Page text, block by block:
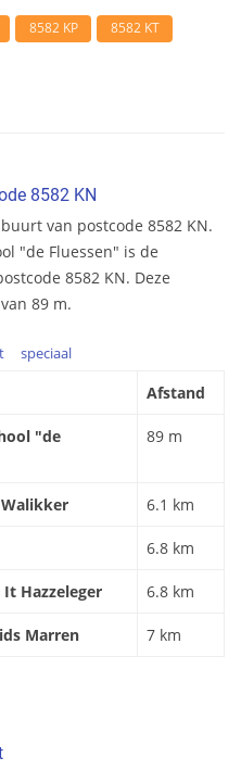
8582 KP
8582 KT
8582 KN
van postcode 8582 KN.
"de Fluessen" is de
8582 KN. Deze
89 m.
speciaal
Afstand
"de
89 m
6.1 km
6.8 km
Hazzeleger 6.8 km
Marren 7 km